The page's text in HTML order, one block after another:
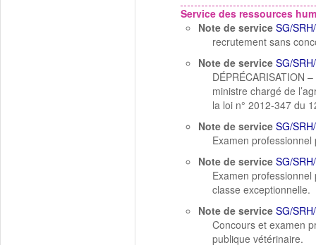
Service des ressources
Note de service SG/
recrutement sans
Note de service SG/
DÉPRÉCARISATION
ministre chargé de
la loi n° 2012-347 du
Note de service SG/
Examen professionnel
Note de service SG/
Examen
classe exceptionnelle.
Note de service SG/
Concours et examen
publique vétérinaire.